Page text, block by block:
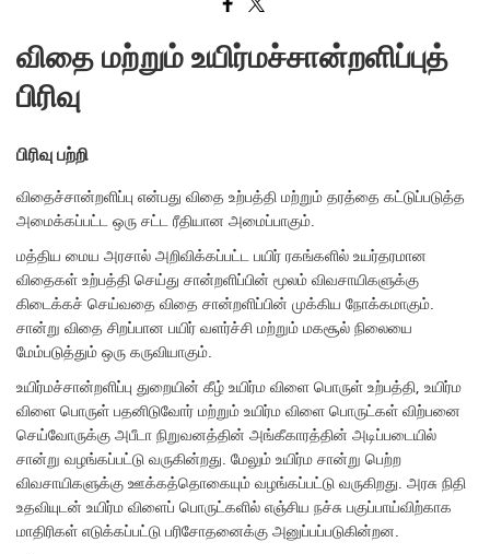
விதை மற்றும் உயிர்மச்சான்றளிப்புத்
பிரிவு
பிரிவுபற்றி
விதைச்சான்றளிப்பு என்பது விதை உற்பத்தி மற்றும் தரத்தை கட்டுப்படுத்த
அமைக்கப்பட்ட ஒரு சட்ட ரீதியான அமைப்பாகும்.
மத்திய மைய அரசால் அறிவிக்கப்பட்ட பயிர் ரகங்களில் உயர்தரமான
விதைகள் உற்பத்தி செய்து சான்றளிப்பின் மூலம் விவசாயிகளுக்கு
கிடைக்கச் செய்வதை விதை சான்றளிப்பின் முக்கிய நோக்கமாகும்.
சான்று விதை சிறப்பான பயிர் வளர்ச்சி மற்றும் மகசூல் நிலையை
மேம்படுத்தும் ஒரு கருவியாகும்.
உயிர்மச்சான்றளிப்பு துறையின் கீழ் உயிர்ம விளை பொருள் உற்பத்தி, உயிர்ம
விளை பொருள் பதனிடுவோர் மற்றும் உயிர்ம விளை பொருட்கள் விற்பனை
செய்வோருக்கு அபீடா நிறுவனத்தின் அங்கீகாரத்தின் அடிப்படையில்
சான்று வழங்கப்பட்டு வருகின்றது. மேலும் உயிர்ம சான்று பெற்ற
விவசாயிகளுக்கு ஊக்கத்தொகையும் வழங்கப்பட்டு வருகிறது. அரசு நிதி
உதவியுடன் உயிர்ம விளைப் பொருட்களில் எஞ்சிய நச்சு பகுப்பாய்விற்காக
மாதிரிகள் எடுக்கப்பட்டு பரிசோதனைக்கு அனுப்பப்படுகின்றன.